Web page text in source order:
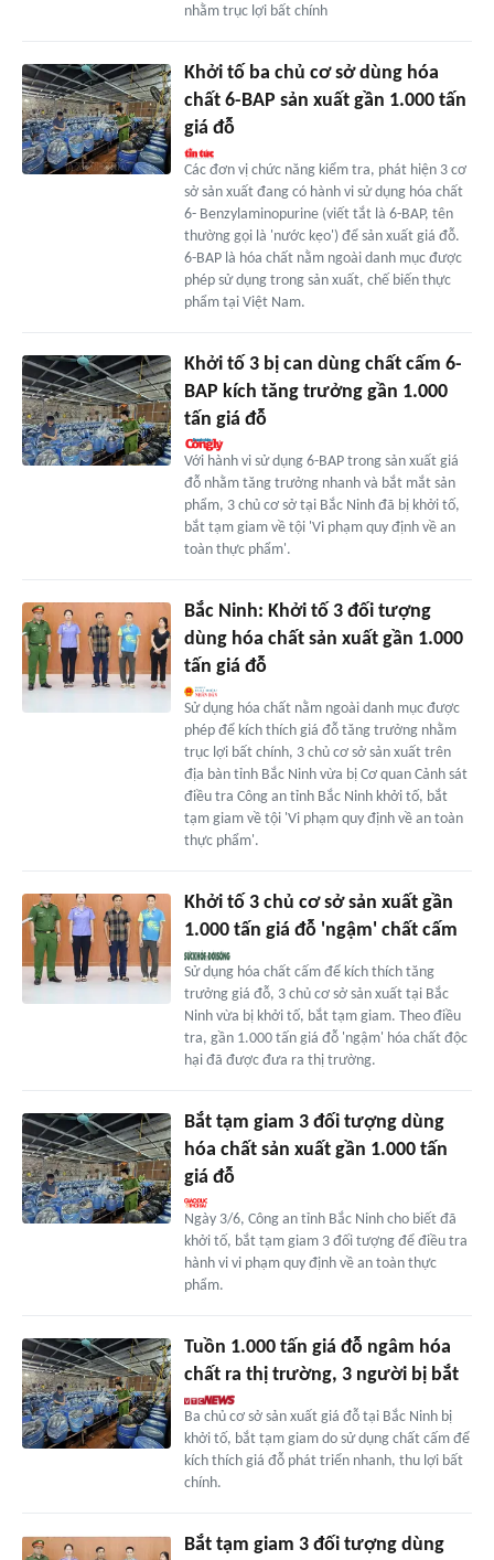
nhằm trục lợi bất chính
Khởi tố ba chủ cơ sở dùng hóa
chất 6-BAP sản xuất gần 1.000 tấn
giá đỗ
Các đơn vị chức năng kiểm tra, phát hiện 3 cơ
sở sản xuất đang có hành vi sử dụng hóa chất
6- Benzylaminopurine (viết tắt là 6-BAP, tên
thường gọi là 'nước kẹo') để sản xuất giá đỗ.
6-BAP là hóa chất nằm ngoài danh mục được
phép sử dụng trong sản xuất, chế biến thực
phẩm tại Việt Nam.
Khởi tố 3 bị can dùng chất cấm 6-
BAP kích tăng trưởng gần 1.000
tấn giá đỗ
Với hành vi sử dụng 6-BAP trong sản xuất giá
đỗ nhằm tăng trưởng nhanh và bắt mắt sản
phẩm, 3 chủ cơ sở tại Bắc Ninh đã bị khởi tố,
bắt tạm giam về tội 'Vi phạm quy định về an
toàn thực phẩm'.
Bắc Ninh: Khởi tố 3 đối tượng
dùng hóa chất sản xuất gần 1.000
tấn giá đỗ
Sử dụng hóa chất nằm ngoài danh mục được
phép để kích thích giá đỗ tăng trưởng nhằm
trục lợi bất chính, 3 chủ cơ sở sản xuất trên
địa bàn tỉnh Bắc Ninh vừa bị Cơ quan Cảnh sát
điều tra Công an tỉnh Bắc Ninh khởi tố, bắt
tạm giam về tội 'Vi phạm quy định về an toàn
thực phẩm'.
Khởi tố 3 chủ cơ sở sản xuất gần
1.000 tấn giá đỗ 'ngậm' chất cấm
Sử dụng hóa chất cấm để kích thích tăng
trưởng giá đỗ, 3 chủ cơ sở sản xuất tại Bắc
Ninh vừa bị khởi tố, bắt tạm giam. Theo điều
tra, gần 1.000 tấn giá đỗ 'ngậm' hóa chất độc
hại đã được đưa ra thị trường.
Bắt tạm giam 3 đối tượng dùng
hóa chất sản xuất gần 1.000 tấn
giá đỗ
Ngày 3/6, Công an tỉnh Bắc Ninh cho biết đã
khởi tố, bắt tạm giam 3 đối tượng để điều tra
hành vi vi phạm quy định về an toàn thực
phẩm.
Tuồn 1.000 tấn giá đỗ ngâm hóa
chất ra thị trường, 3 người bị bắt
Ba chủ cơ sở sản xuất giá đỗ tại Bắc Ninh bị
khởi tố, bắt tạm giam do sử dụng chất cấm để
kích thích giá đỗ phát triển nhanh, thu lợi bất
chính.
Bắt tạm giam 3 đối tượng dùng